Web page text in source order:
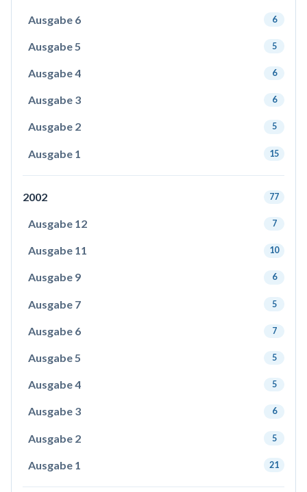
Ausgabe 6 6
Ausgabe 5 5
Ausgabe 4 6
Ausgabe 3 6
Ausgabe 2 5
Ausgabe 1 15
2002 77
Ausgabe 12 7
Ausgabe 11 10
Ausgabe 9 6
Ausgabe 7 5
Ausgabe 6 7
Ausgabe 5 5
Ausgabe 4 5
Ausgabe 3 6
Ausgabe 2 5
Ausgabe 1 21